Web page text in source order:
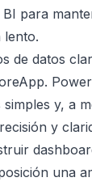
para
lento.
de datos
y, a
y
una